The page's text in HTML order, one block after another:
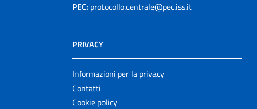
PEC: protocollo.centrale@pec.iss.it
PRIVACY
Informazioni per la privacy
Contatti
Cookie policy